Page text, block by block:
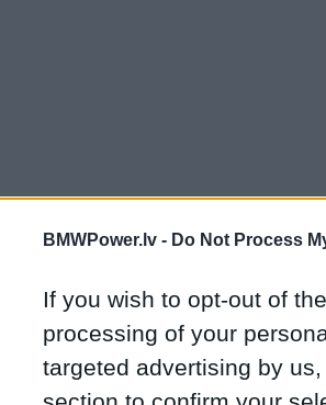
BMWPower.lv - Do Not Process
If you wish to opt-out of
processing of your
targeted advertising by